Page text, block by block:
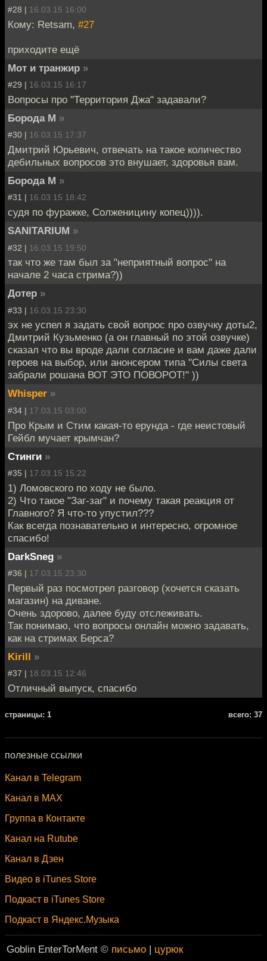
#28 | 16.03.15 16:00
Кому: Retsam, #27
приходите ещё
Мот и транжир »
#29 | 16.03.15 16:17
Вопросы про "Территория Джа" задавали?
Борода М »
#30 | 16.03.15 17:37
Дмитрий Юрьевич, отвечать на такое количество
дебильных вопросов это внушает, здоровья вам.
Борода М »
#31 | 16.03.15 18:42
судя по фуражке, Солженицину копец)))).
SANITARIUM »
#32 | 16.03.15 19:50
так что же там был за "неприятный вопрос" на
начале 2 часа стрима?))
Дотер »
#33 | 16.03.15 23:30
эх не успел я задать свой вопрос про озвучку доты2,
Дмитрий Кузьменко (а он главный по этой озвучке)
сказал что вы вроде дали согласие и вам даже дали
героев на выбор, или анонсером типа "Силы света
забрали рошана ВОТ ЭТО ПОВОРОТ!" ))
Whisper »
#34 | 17.03.15 03:00
Про Крым и Стим какая-то ерунда - где неистовый
Гейбл мучает крымчан?
Стинги »
#35 | 17.03.15 15:22
1) Ломовского по ходу не было.
2) Что такое "Заг-заг" и почему такая реакция от
Главного? Я что-то упустил???
Как всегда познавательно и интересно, огромное
спасибо!
DarkSneg »
#36 | 17.03.15 23:30
Первый раз посмотрел разговор (хочется сказать
магазин) на диване.
Очень здорово, далее буду отслеживать.
Так понимаю, что вопросы онлайн можно задавать,
как на стримах Берса?
Kirill »
#37 | 18.03.15 12:46
Отличный выпуск, спасибо
cтраницы: 1 всего: 37
полезные ссылки
Канал в Telegram
Канал в MAX
Группа в Контакте
Канал на Rutube
Канал в Дзен
Видео в iTunes Store
Подкаст в iTunes Store
Подкаст в Яндекс.Музыка
Goblin EnterTorMent © письмо | цурюк